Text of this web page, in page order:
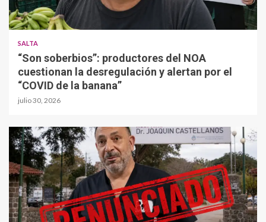
SALTA
“Son soberbios”: productores del NOA
cuestionan la desregulación y alertan por el
“COVID de la banana”
julio 30, 2026